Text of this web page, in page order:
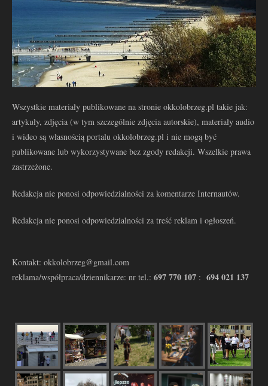
Wszystkie materiały publikowane na stronie okkolobrzeg.pl takie jak:
artykuły, zdjęcia (w tym szczególnie zdjęcia autorskie), materiały audio
i wideo są własnością portalu okkolobrzeg.pl i nie mogą być
publikowane lub wykorzystywane bez zgody redakcji. Wszelkie prawa
zastrzeżone.
Redakcja nie ponosi odpowiedzialności za komentarze Internautów.
Redakcja nie ponosi odpowiedzialności za treść reklam i ogłoszeń.
Kontakt: okkolobrzeg@gmail.com
reklama/współpraca/dziennikarze: nr tel.: 697 770 107 : 694 021 137